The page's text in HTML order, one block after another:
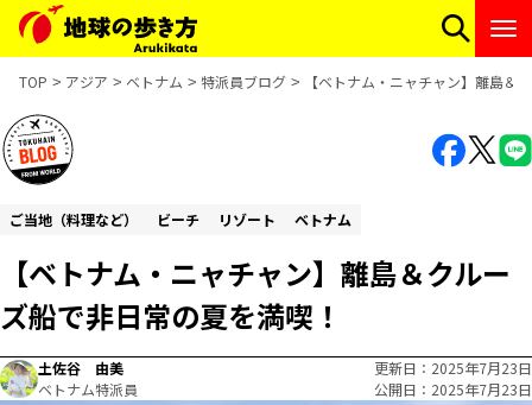
TOP アジア ベトナム 特派員ブログ 【ベトナム・ニャチャン】離島＆
ご当地（料理など） ビーチ リゾート ベトナム
【ベトナム・ニャチャン】離島＆クルー
ズ船で非日常の夏を満喫！
土佐谷 由美
ベトナム特派員
更新日
2025年7月23日
公開日
2025年7月23日